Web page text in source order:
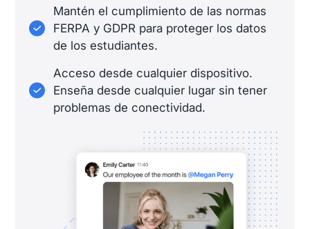
Mantén el cumplimiento de las normas
FERPA y GDPR para proteger los datos
de los estudiantes.
Acceso desde cualquier dispositivo.
Enseña desde cualquier lugar sin tener
problemas de conectividad.